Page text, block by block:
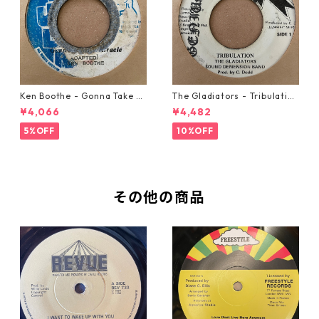
Ken Boothe - Gonna Take A
Miracle【7-21362】
¥4,066
5%OFF
The Gladiators - Tribulation
【7-21365】
¥4,482
10%OFF
その他の商品